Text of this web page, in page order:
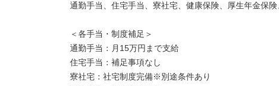
通勤手当、住宅手当、寮社宅、健康保険、厚生年金保
＜各手当・制度補足＞
通勤手当：月15万円まで支給
住宅手当：補足事項なし
寮社宅：社宅制度完備※別途条件あり